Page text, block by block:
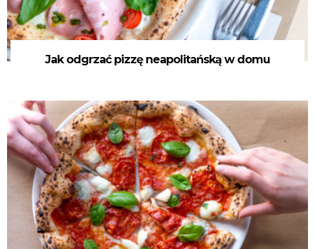
Jak odgrzać pizzę neapolitańską w domu